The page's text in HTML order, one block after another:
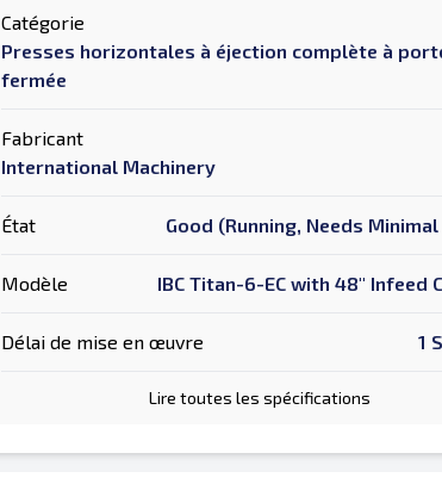
Catégorie
Presses horizontales à éjection complète à
fermée
Fabricant
International Machinery
État Good (Running, Needs
Modèle IBC Titan-6-EC with 48" Infeed
Délai de mise en œuvre 1
Lire toutes les spécifications